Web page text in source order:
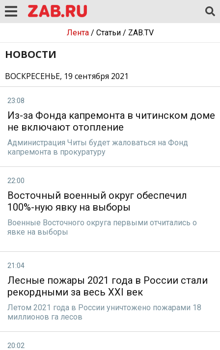
Лента/ Статьи/ ZAB.TV
НОВОСТИ
ВОСКРЕСЕНЬЕ, 19 сентября 2021
23:08
Из-за Фонда капремонта в читинском доме
не включают отопление
Администрация Читы будет жаловаться на Фонд
капремонта в прокуратуру
22:00
Восточный военный округ обеспечил
100%-ную явку на выборы
Военные Восточного округа первыми отчитались о
явке на выборы
21:04
Лесные пожары 2021 года в России стали
рекордными за весь XXI век
Летом 2021 года в России уничтожено пожарами 18
миллионов га лесов
20:02